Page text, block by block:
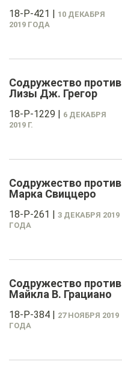
18-P-421 | 10 ДЕКАБРЯ
2019 ГОДА
Содружество против
Лизы Дж. Грегор
18-P-1229 | 6 ДЕКАБРЯ
2019 Г.
Содружество против
Марка Свиццеро
18-P-261 | 3 ДЕКАБРЯ 2019
ГОДА
Содружество против
Майкла В. Грациано
18-P-384 | 27 НОЯБРЯ 2019
ГОДА